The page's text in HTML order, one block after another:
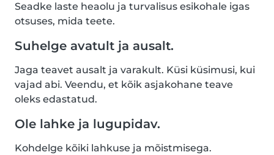
Seadke laste heaolu ja turvalisus esikohale igas
otsuses, mida teete.
Suhelge avatult ja ausalt.
Jaga teavet ausalt ja varakult. Küsi küsimusi, kui
vajad abi. Veendu, et kõik asjakohane teave
oleks edastatud.
Ole lahke ja lugupidav.
Kohdelge kõiki lahkuse ja mõistmisega.